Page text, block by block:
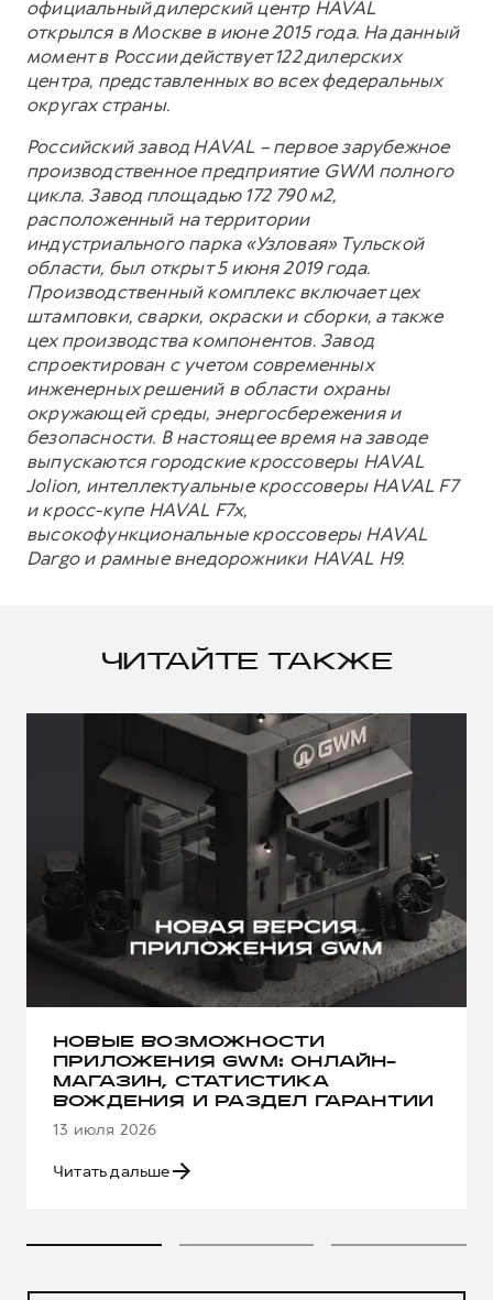
официальный дилерский центр HAVAL
открылся в Москве в июне 2015 года. На данный
момент в России действует 122 дилерских
центра, представленных во всех федеральных
округах страны.
Российский завод HAVAL – первое зарубежное
производственное предприятие GWM полного
цикла. Завод площадью 172 790 м2,
расположенный на территории
индустриального парка «Узловая» Тульской
области, был открыт 5 июня 2019 года.
Производственный комплекс включает цех
штамповки, сварки, окраски и сборки, а также
цех производства компонентов. Завод
спроектирован с учетом современных
инженерных решений в области охраны
окружающей среды, энергосбережения и
безопасности. В настоящее время на заводе
выпускаются городские кроссоверы HAVAL
Jolion, интеллектуальные кроссоверы HAVAL F7
и кросс-купе HAVAL F7x,
высокофункциональные кроссоверы HAVAL
Dargo и рамные внедорожники HAVAL H9.
ЧИТАЙТЕ ТАКЖЕ
НОВЫЕ ВОЗМОЖНОСТИ
ПРИЛОЖЕНИЯ GWM: ОНЛАЙН-
МАГАЗИН, СТАТИСТИКА
ВОЖДЕНИЯ И РАЗДЕЛ ГАРАНТИИ
13 июля 2026
Читать дальше